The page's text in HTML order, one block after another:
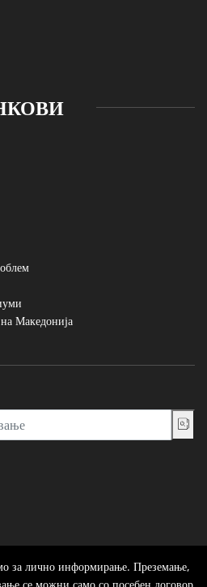
Македонија
за лично информирање. Преземање,